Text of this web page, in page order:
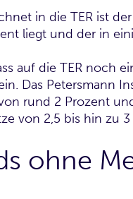
in die TER ist der
liegt und der in
auf die TER noch
Das Petersmann
rund 2 Prozent
von 2,5 bis hin zu
ohne